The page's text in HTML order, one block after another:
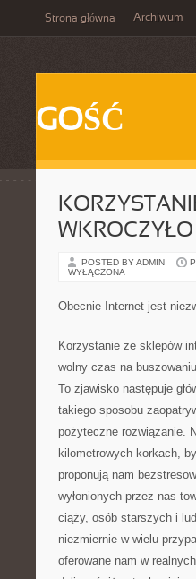
Strona główna Archiwum
GOŚĆ
POSTED BY ADMIN
WYŁĄCZONA
Obecnie Internet jest
Korzystanie ze sklepów
wolny czas na
To zjawisko następuje
takiego sposobu
pożyteczne rozwiązanie.
kilometrowych korkach,
proponują nam
wyłonionych przez nas
ciąży, osób starszych i
niezmiernie w wielu
oferowane nam w